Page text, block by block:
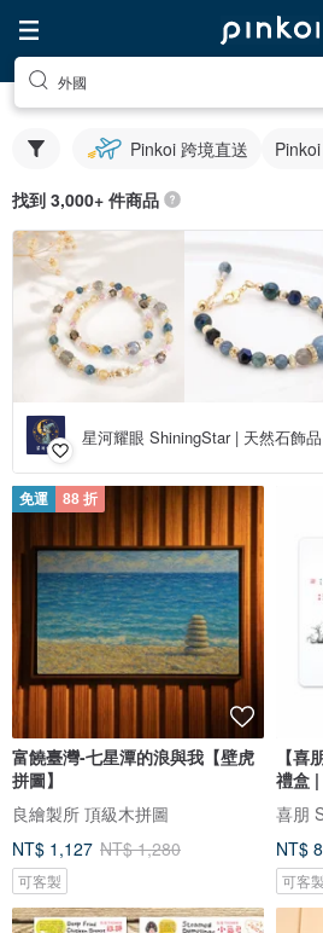
外國
Pinkoi 跨境直送
找到 3,000+ 件商品
星河耀眼 ShiningStar | 天然石飾品
免運 88 折
富饒臺灣-七星潭的浪與我【壁虎
拼圖】
良繪製所 頂級木拼圖
NT$ 1,127 NT$ 1,280
可客製
【喜
禮盒
喜朋
NT$
可客製